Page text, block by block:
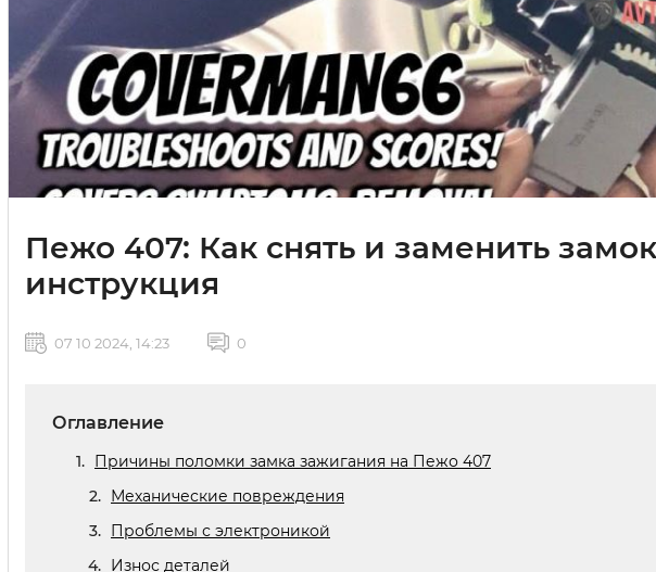
Пежо 407: Как снять и заменить
инструкция
07 10 2024, 14:23 0
Оглавление
Причины поломки замка зажигания на Пежо 407
Механические повреждения
Проблемы с электроникой
Износ деталей